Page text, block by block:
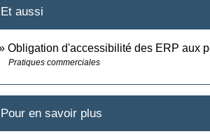
Et aussi
Obligation d'accessibilité des ERP aux
Pratiques commerciales
Pour en savoir plus